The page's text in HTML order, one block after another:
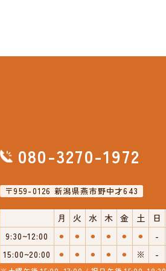
080-3270-1972
〒959-0126 新潟県燕市野中才643
月 火 水 木 金 土 日
9:30~12:00
⚫︎ ⚫︎ ⚫︎ ⚫︎ ⚫︎ ⚫︎ -
15:00~20:00
⚫︎ ⚫︎ ⚫︎ ⚫︎ ⚫︎ ※ -